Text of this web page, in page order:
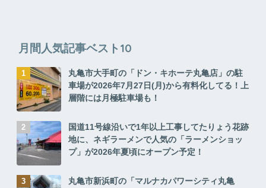
月間人気記事ベスト10
丸亀市大手町の「ドン・キホーテ丸亀店」の駐
車場が2026年7月27日(月)から有料化してる！上
層階には月極駐車場も！
国道11号線沿いで1年以上工事してたりょう花跡
地に、ネギラーメンで人気の「ラーメンショッ
プ」が2026年夏頃にオープン予定！
丸亀市新浜町の「マルナカパワーシティ丸亀